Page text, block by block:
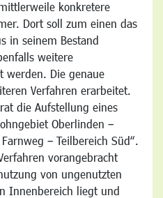
konkretere
Dort soll zum einen das
in seinem Bestand
weitere
werden. Die genaue
Verfahren erarbeitet.
die Aufstellung eines
Oberlinden –
– Teilbereich Süd“.
vorangebracht
von ungenutzten
Innenbereich liegt und